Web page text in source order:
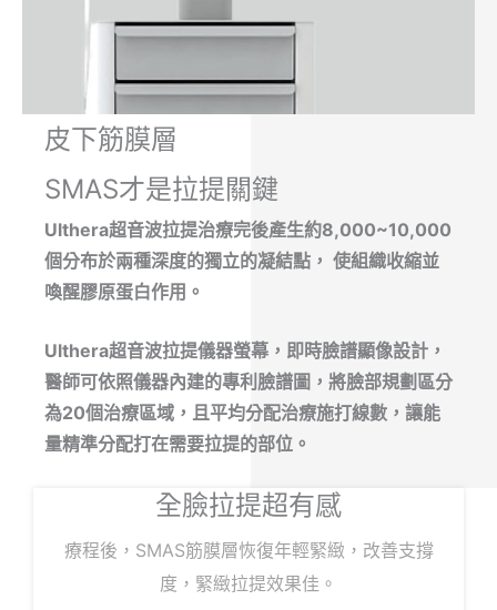
皮下筋膜層
SMAS才是拉提關鍵
Ulthera超音波拉提治療完後產生約8,000~10,000
個分布於兩種深度的獨立的凝結點， 使組織收縮並
喚醒膠原蛋白作用。
Ulthera超音波拉提儀器螢幕，即時臉譜顯像設計，
醫師可依照儀器內建的專利臉譜圖，將臉部規劃區分
為20個治療區域，且平均分配治療施打線數，讓能
量精準分配打在需要拉提的部位。
全臉拉提超有感
療程後，SMAS筋膜層恢復年輕緊緻，改善支撐
度，緊緻拉提效果佳。